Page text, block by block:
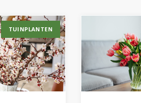
TUINPLANTEN